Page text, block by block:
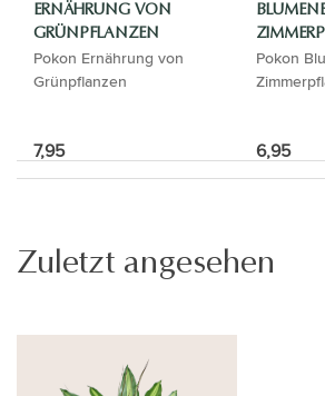
ERNÄHRUNG VON
GRÜNPFLANZEN
Pokon Ernährung von
Grünpflanzen
7,95
Pokon
6,95
Zuletzt angesehen